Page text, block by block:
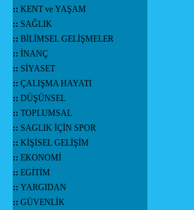
:: KENT ve YAŞAM
:: SAĞLIK
:: BİLİMSEL GELİŞMELER
:: İNANÇ
:: SİYASET
:: ÇALIŞMA HAYATI
:: DÜŞÜNSEL
:: TOPLUMSAL
:: SAGLIK İÇİN SPOR
:: KİŞİSEL GELİŞİM
:: EKONOMİ
:: EGİTİM
:: YARGIDAN
:: GÜVENLİK